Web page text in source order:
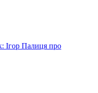
Ігор Палиця про